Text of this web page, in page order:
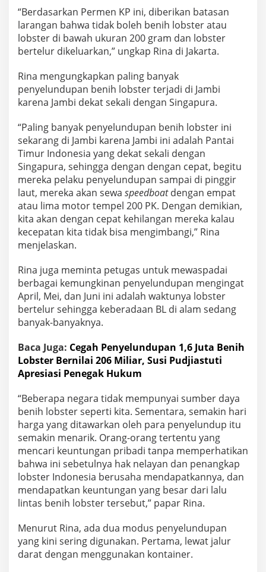
n
y
e
l
u
d
u
p
a
H
a
s
i
l
L
u
t
I
n
e
s
i
a
“Berdasarkan Permen KP ini, diberikan batasan
larangan bahwa tidak boleh benih lobster atau
lobster di bawah ukuran 200 gram dan lobster
bertelur dikeluarkan,” ungkap Rina di Jakarta.
Rina mengungkapkan paling banyak
penyelundupan benih lobster terjadi di Jambi
karena Jambi dekat sekali dengan Singapura.
“Paling banyak penyelundupan benih lobster ini
sekarang di Jambi karena Jambi ini adalah Pantai
Timur Indonesia yang dekat sekali dengan
Singapura, sehingga dengan dengan cepat, begitu
mereka pelaku penyelundupan sampai di pinggir
laut, mereka akan sewa speedboatdengan empat
atau lima motor tempel 200 PK. Dengan demikian,
kita akan dengan cepat kehilangan mereka kalau
kecepatan kita tidak bisa mengimbangi,” Rina
menjelaskan.
Rina juga meminta petugas untuk mewaspadai
berbagai kemungkinan penyelundupan mengingat
April, Mei, dan Juni ini adalah waktunya lobster
bertelur sehingga keberadaan BL di alam sedang
banyak-banyaknya.
Baca Juga: Cegah Penyelundupan 1,6 Juta Benih
Lobster Bernilai 206 Miliar, Susi Pudjiastuti
Apresiasi Penegak Hukum
“Beberapa negara tidak mempunyai sumber daya
benih lobster seperti kita. Sementara, semakin hari
harga yang ditawarkan oleh para penyelundup itu
semakin menarik. Orang-orang tertentu yang
mencari keuntungan pribadi tanpa memperhatikan
bahwa ini sebetulnya hak nelayan dan penangkap
lobster Indonesia berusaha mendapatkannya, dan
mendapatkan keuntungan yang besar dari lalu
lintas benih lobster tersebut,” papar Rina.
Menurut Rina, ada dua modus penyelundupan
yang kini sering digunakan. Pertama, lewat jalur
darat dengan menggunakan kontainer.